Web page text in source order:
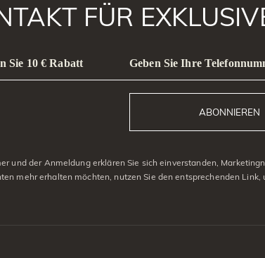
FÜR
Sie 10 € Rabatt Geben Sie Ihre
ABONNIEREN
und der Anmeldung erklären Sie sich einverstanden,
mehr erhalten möchten, nutzen Sie den entsprechenden